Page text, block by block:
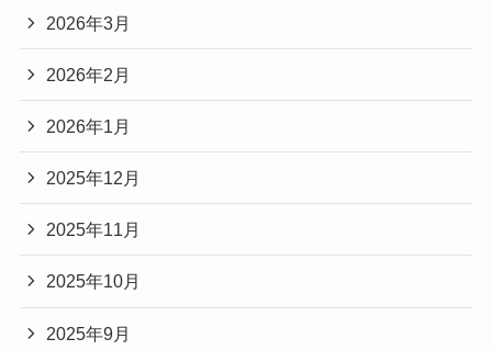
2026年3月
2026年2月
2026年1月
2025年12月
2025年11月
2025年10月
2025年9月